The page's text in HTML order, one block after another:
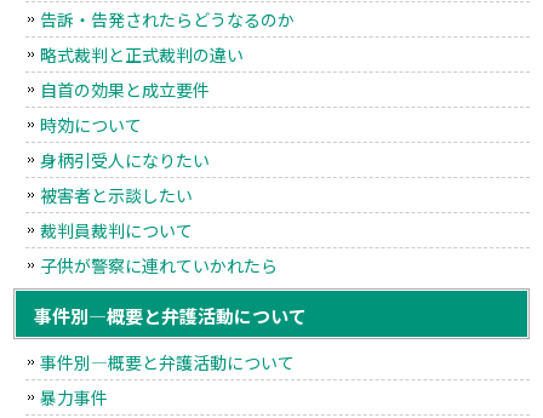
告訴・告発されたらどうなるのか
略式裁判と正式裁判の違い
自首の効果と成立要件
時効について
身柄引受人になりたい
被害者と示談したい
裁判員裁判について
子供が警察に連れていかれたら
事件別―概要と弁護活動について
事件別―概要と弁護活動について
暴力事件